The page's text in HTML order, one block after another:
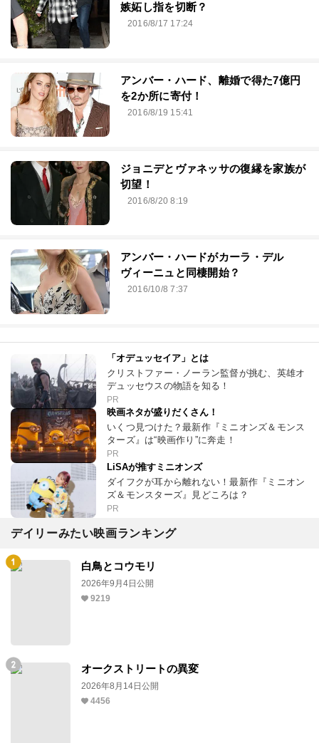
嫉妬し指を切断？
2016/8/17 17:24
アンバー・ハード、離婚で得た7億円
を2か所に寄付！
2016/8/19 15:41
ジョニデとヴァネッサの復縁を家族が
切望！
2016/8/20 8:19
アンバー・ハードがカーラ・デル
ヴィーニュと同棲開始？
2016/10/8 7:37
「オデュッセイア」とは
クリストファー・ノーラン監督が挑む、英雄オ
デュッセウスの物語を知る！
PR
映画ネタが盛りだくさん！
いくつ見つけた？最新作『ミニオンズ＆モンス
ターズ』は“映画作り”に奔走！
PR
LiSAが推すミニオンズ
ダイフクが耳から離れない！最新作『ミニオン
ズ＆モンスターズ』見どころは？
PR
デイリーみたい映画ランキング
白鳥とコウモリ
2026年9月4日公開
9219
オークストリートの異変
2026年8月14日公開
4456